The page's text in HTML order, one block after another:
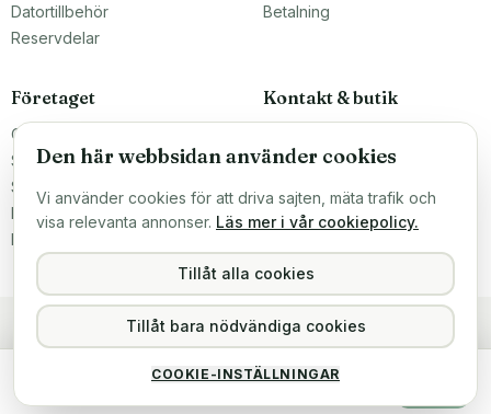
Datortillbehör
Reservdelar
Betalning
Företaget
Om oss
Större inköp?
Sälj till oss
Köpvillkor
Integritetspolicy
Kontakt & butik
Malmö, Sverige
ÖPPETTIDER
Mån–Fre 10–16
Hitta hit →
Samsung 32GB DDR5 (1x32GB) RDIMM PC5-4800B 2Rx8 PC5-38400R M321R4GA3BB6-CQKET 5 999 kr
Den här webbsidan använder cookies
Vi använder cookies för att driva sajten, mäta trafik och
visa relevanta annonser. Läs mer i vår cookiepolicy.
Tillåt alla cookies
Tillåt bara nödvändiga cookies
COOKIE-INSTÄLLNINGAR